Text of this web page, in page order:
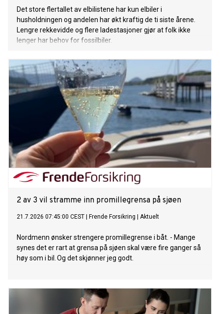
Det store flertallet av elbilistene har kun elbiler i
husholdningen og andelen har økt kraftig de ti siste årene.
Lengre rekkevidde og flere ladestasjoner gjør at folk ikke
lenger har behov for fossilbiler.
2 av 3 vil stramme inn promillegrensa på sjøen
21.7.2026 07:45:00 CEST Frende Forsikring Aktuelt
Nordmenn ønsker strengere promillegrense i båt. - Mange
synes det er rart at grensa på sjøen skal være fire ganger så
høy som i bil. Og det skjønner jeg godt.